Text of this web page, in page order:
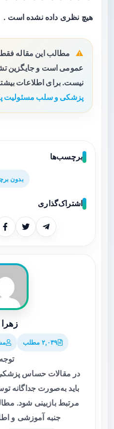
هیچ نظری داده نشده است .
مطالب این مقاله
عمومی است و جایگزین
نیست. برای اطلاعات
پزشکی و سلب مسئولیت
برچسب‌ها
بدون
اشتراک‌گذاری
۲,۰۳۹ مطلب
در مقالات حساس
باید به‌صورت جداگانه
مرتبط بازبینی شود.
جنبه آموزشی و